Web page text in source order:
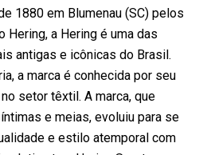
1880 em Blumenau (SC) pelos
Hering, a Hering é uma das
antigas e icônicas do Brasil.
a marca é conhecida por seu
setor têxtil. A marca, que
e meias, evoluiu para se
e estilo atemporal com